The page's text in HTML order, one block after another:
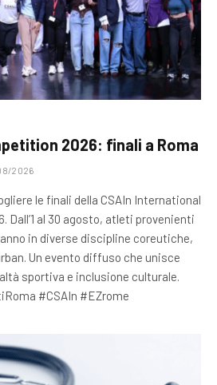
2026: finali a Roma
2026
le finali della CSAIn International
Dall’1 al 30 agosto, atleti provenienti
in diverse discipline coreutiche,
Un evento diffuso che unisce
sportiva e inclusione culturale.
#CSAIn #EZrome